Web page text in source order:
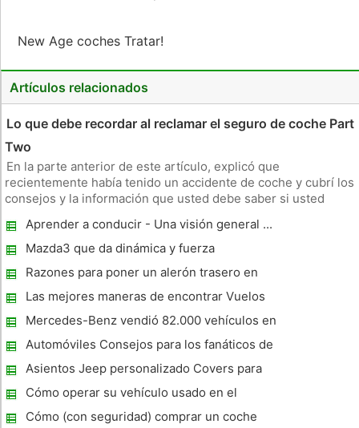
New Age coches Tratar!
Artículos relacionados
Lo que debe recordar al reclamar el seguro de coche Part
Two
En la parte anterior de este artículo, explicó que
recientemente había tenido un accidente de coche y cubrí los
consejos y la información que usted debe saber si usted
para reclamar en su seguro de automóvil. Esta segunda parte
se verá en lo
Aprender a conducir - Una visión general ...
Mazda3 que da dinámica y fuerza
Razones para poner un alerón trasero en
Porsche y Audi Coches
Las mejores maneras de encontrar Vuelos
Coches Nissan usados ​​
Mercedes-Benz vendió 82.000 vehículos en
todo el mundo
Automóviles Consejos para los fanáticos de
servicio Porsche
Asientos Jeep personalizado Covers para
ese toque personal
Cómo operar su vehículo usado en el
concesionario de coches
Cómo (con seguridad) comprar un coche